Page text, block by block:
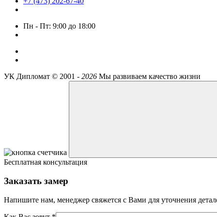
Пн - Пт: 9:00 до 18:00
УК Дипломат © 2001 - 2026 Мы развиваем качество жизни
Бесплатная консультация
Заказать замер
Напишите нам, менеджер свяжется с Вами для уточнения